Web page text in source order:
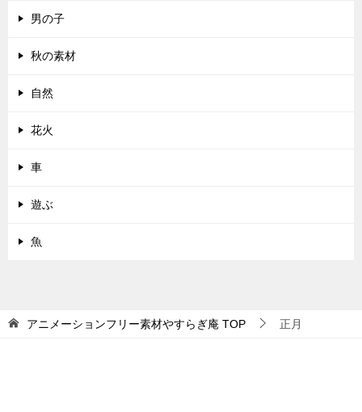
男の子
秋の素材
自然
花火
車
遊ぶ
魚
アニメーションフリー素材やすらぎ庵 TOP 正月